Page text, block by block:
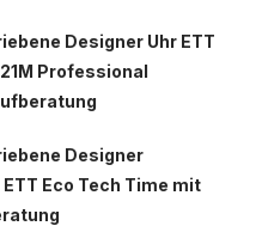
Designer Uhr ETT
Professional
Designer
Eco Tech Time mit